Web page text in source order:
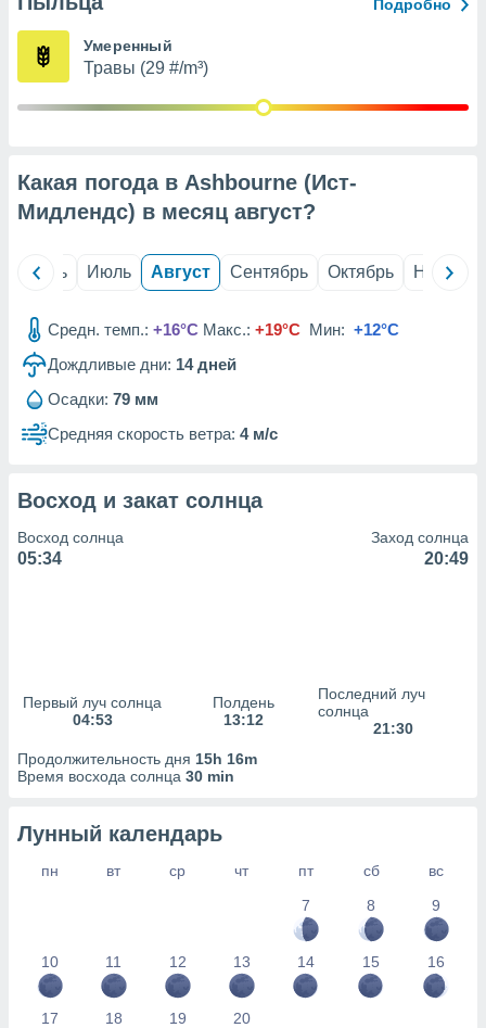
из
рекламы
сведения
Подробно
Умеренный
Травы (29 #/m³)
Какая погода в Ashbourne (Ист-
Мидлендс) в месяц август?
Июнь Июль Август Сентябрь Октябрь Ноябрь
Средн. темп.: +16°C Макс.: +19°C Мин: +12°C
Дождливые дни: 14дней
Осадки: 79 мм
Средняя скорость ветра: 4 м/с
Восход и закат солнца
Восход солнца
05:34
Заход солнца
20:49
Первый луч солнца
04:53
Полдень
13:12
Последний луч
солнца
21:30
Продолжительность дня 15h 16m
Время восхода солнца 30 min
Лунный календарь
пн вт ср чт пт сб
вс
7
8 9
10 11 12 13 14 15 16
17 18 19 20